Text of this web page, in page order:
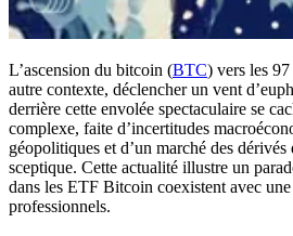
L’ascension du bitcoin (BTC) vers les
autre contexte, déclencher un vent
derrière cette envolée spectaculaire se
complexe, faite d’incertitudes
géopolitiques et d’un marché des
sceptique. Cette actualité illustre un
dans les ETF Bitcoin coexistent avec
professionnels.